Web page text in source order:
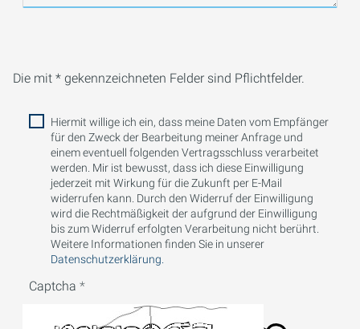
Die mit * gekennzeichneten Felder sind Pflichtfelder.
Hiermit willige ich ein, dass meine Daten vom Empfänger
für den Zweck der Bearbeitung meiner Anfrage und
einem eventuell folgenden Vertragsschluss verarbeitet
werden. Mir ist bewusst, dass ich diese Einwilligung
jederzeit mit Wirkung für die Zukunft per E-Mail
widerrufen kann. Durch den Widerruf der Einwilligung
wird die Rechtmäßigkeit der aufgrund der Einwilligung
bis zum Widerruf erfolgten Verarbeitung nicht berührt.
Weitere Informationen finden Sie in unserer
Datenschutzerklärung.
Captcha